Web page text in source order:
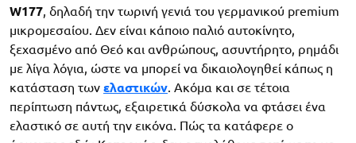
W177 , δηλαδή την τωρινή γενιά του γερμανικού premium
μικρομεσαίου. Δεν είναι κάποιο παλιό αυτοκίνητο,
ξεχασμένο από Θεό και ανθρώπους, ασυντήρητο, ρημάδι
με λίγα λόγια, ώστε να μπορεί να δικαιολογηθεί κάπως η
κατάσταση των ελαστικών . Ακόμα και σε τέτοια
περίπτωση πάντως, εξαιρετικά δύσκολα να φτάσει ένα
ελαστικό σε αυτή την εικόνα. Πώς τα κατάφερε ο